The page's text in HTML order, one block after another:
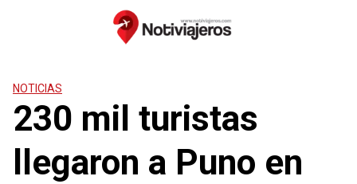
NOTICIAS
230 mil turistas
llegaron a Puno en